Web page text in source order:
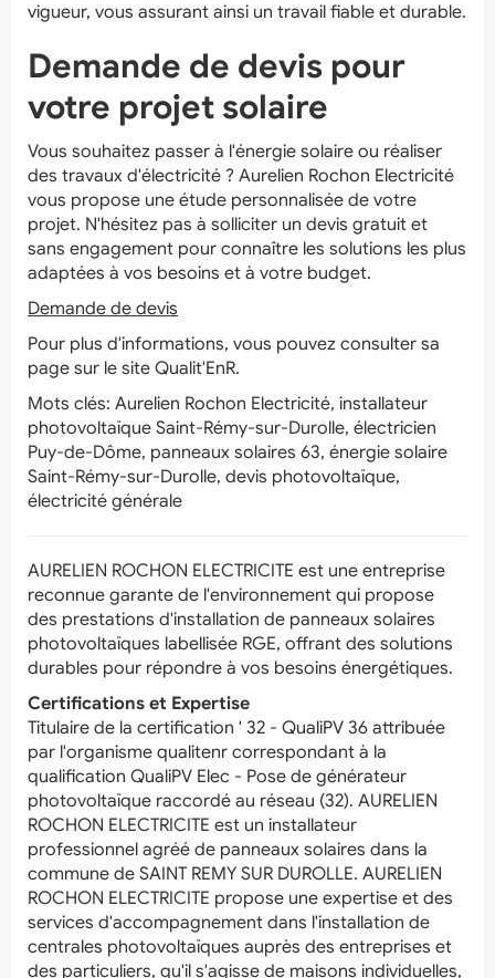
vigueur, vous assurant ainsi un travail fiable et durable.
Demande de devis pour
votre projet solaire
Vous souhaitez passer à l'énergie solaire ou réaliser
des travaux d'électricité ? Aurelien Rochon Electricité
vous propose une étude personnalisée de votre
projet. N'hésitez pas à solliciter un devis gratuit et
sans engagement pour connaître les solutions les plus
adaptées à vos besoins et à votre budget.
Demande de devis
Pour plus d'informations, vous pouvez consulter sa
page sur le site Qualit'EnR.
Mots clés: Aurelien Rochon Electricité, installateur
photovoltaïque Saint-Rémy-sur-Durolle, électricien
Puy-de-Dôme, panneaux solaires 63, énergie solaire
Saint-Rémy-sur-Durolle, devis photovoltaïque,
électricité générale
AURELIEN ROCHON ELECTRICITE est une entreprise
reconnue garante de l'environnement qui propose
des prestations d'installation de panneaux solaires
photovoltaïques labellisée RGE, offrant des solutions
durables pour répondre à vos besoins énergétiques.
Certifications et Expertise
Titulaire de la certification ' 32 - QualiPV 36 attribuée
par l'organisme qualitenr correspondant à la
qualification QualiPV Elec - Pose de générateur
photovoltaïque raccordé au réseau (32). AURELIEN
ROCHON ELECTRICITE est un installateur
professionnel agréé de panneaux solaires dans la
commune de SAINT REMY SUR DUROLLE. AURELIEN
ROCHON ELECTRICITE propose une expertise et des
services d'accompagnement dans l'installation de
centrales photovoltaïques auprès des entreprises et
des particuliers, qu'il s'agisse de maisons individuelles,